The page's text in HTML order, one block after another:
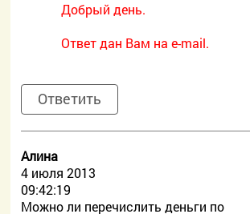
Добрый день.
Ответ дан Вам на e-mail.
Ответить
Алина
4 июля 2013
09:42:19
Можно ли перечислить деньги по